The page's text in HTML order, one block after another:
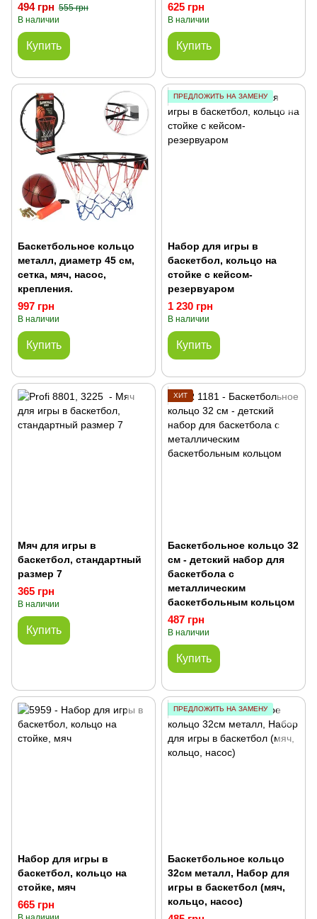
494 грн 555 грн
В наличии
Купить
625 грн
В наличии
Купить
Баскетбольное кольцо
металл, диаметр 45 см,
сетка, мяч, насос,
крепления.
997 грн
В наличии
Купить
ПРЕДЛОЖИТЬ НА ЗАМЕНУ
Набор для игры в
баскетбол, кольцо на
стойке с кейсом-
резервуаром
1 230 грн
В наличии
Купить
Мяч для игры в
баскетбол, стандартный
размер 7
365 грн
В наличии
Купить
ХИТ
Баскетбольное кольцо 32
см - детский набор для
баскетбола с
металлическим
баскетбольным кольцом
487 грн
В наличии
Купить
Набор для игры в
баскетбол, кольцо на
стойке, мяч
665 грн
ПРЕДЛОЖИТЬ НА ЗАМЕНУ
Баскетбольное кольцо
32см металл, Набор для
игры в баскетбол (мяч,
кольцо, насос)